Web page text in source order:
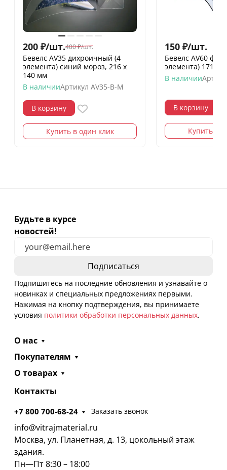
200 ₽/шт.400 ₽/шт.
Бевелс AV35 дихроичный (4
элемента) синий мороз, 216 х
140 мм
В наличииАртикул AV35-B-M
В корзину
Купить в один клик
150 ₽/шт.
Бевелс AV60
элемента) 171 х
В наличии
В корзину
Купить в
Будьте в курсе
новостей!
Подпишитесь на последние обновления и узнавайте о
новинках и специальных предложениях первыми.
Нажимая на кнопку подтверждения, вы принимаете
условия политики обработки персональных данных.
О нас
Покупателям
О товарах
Контакты
+7 800 700-68-24 Заказать звонок
info@vitrajmaterial.ru
Москва, ул. Планетная, д. 13, цокольный этаж
здания.
Пн—Пт 8:30 – 18:00